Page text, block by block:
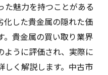
た魅力を持つことがある
化した貴金属の隠れた価
。貴金属の買い取り業界
ように評価され、実際に
しく解説します。中古市